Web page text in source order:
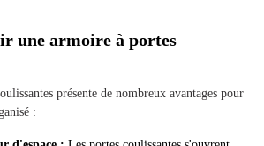
une armoire à portes
présente de nombreux avantages pour
: